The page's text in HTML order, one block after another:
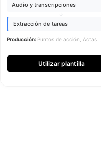
Audio y transcripciones
Extracción de tareas
Producción: Puntos de acción, Actas
Utilizar plantilla